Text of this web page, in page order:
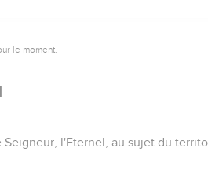
le moment.
l'Eternel, au sujet du